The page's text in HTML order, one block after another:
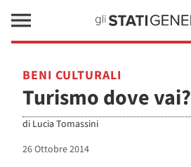
BENI CULTURALI
Turismo dove vai?
di Lucia Tomassini
26 Ottobre 2014